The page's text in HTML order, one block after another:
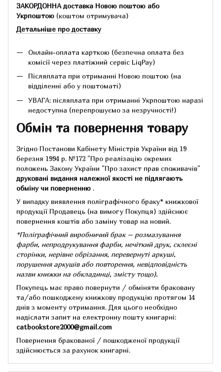
ЗАКОРДОННА доставка Новою поштою або
Укрпоштою (коштом отримувача)
Детальніше про доставку
Онлайн-оплата карткою (безпечна оплата без
комісії через платіжний сервіс LiqPay)
Післяплата при отриманні Новою поштою (на
відділенні або у поштоматі)
УВАГА: післяплата при отриманні Укрпоштою наразі
недоступна (перепрошуємо за незручності!)
Обмін та повернення товару
Згідно Постанови Кабінету Міністрів України від 19
березня 1994 р. №172 "Про реалізацію окремих
положень Закону України "Про захист прав споживачів"
друковані видання належної якості не підлягають
обміну чи поверненню .
У випадку виявлення поліграфічного браку* книжкової
продукції Продавець (на вимогу Покупця) здійснює
повернення коштів або заміну товар на новий.
*Поліграфічний виробничий брак – розмазування
фарби, непродрукування фарби, нечіткий друк, склеєні
сторінки, нерівне обрізання, перевернуті аркуші,
порушення аркушів або повторення, невідповідність
назви книжки на обкладинці, змісту тощо).
Покупець має право повернути / обміняти браковану
та/або пошкоджену книжкову продукцію протягом 14
днів з моменту отримання. Для цього необхідно
надіслати запит на електронну пошту книгарні:
catbookstore2000@gmail.com
Повернення бракованої / пошкодженої продукції
здійснюється за рахунок книгарні.